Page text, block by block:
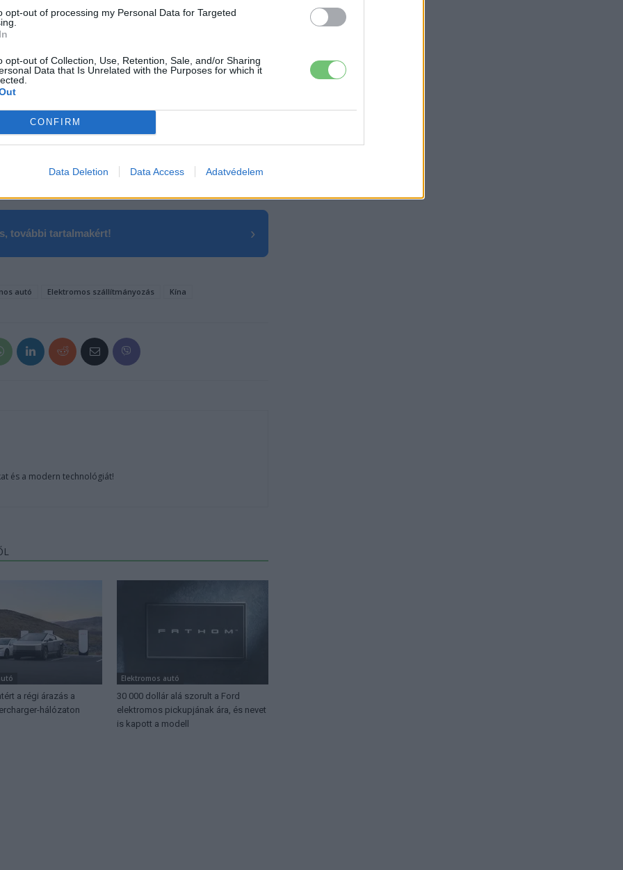
opt-out of processing my Personal Data for Targeted
opt-out of Collection, Use, Retention, Sale, and/or Sharing
Data that Is Unrelated with the Purposes for which it
CONFIRM
Data Deletion Data Access Adatvédelem
számokat az európaiak mellé tesszük. Az ACEA
mindössze
ami épphogy2 százalékospiaci részesedésnek
36-szoros különbségetad ki Kína javára — fontos
fed le
is jelzi: még ha Európában is a 12 tonna feletti sávot
vagyis a nagyságrendi szakadék attól még
teherautók piacán Kína jelenleg egyszerűen
nem behozni próbálja a lemaradást — hanem
további tartalmakért! ›
autó Elektromos szállítmányozás Kína
és a modern technológiát!
a régi árazás a
hálózaton
Elektromos autó
30 000 dollár alá szorult a Ford
elektromos pickupjának ára, és nevet
is kapott a modell